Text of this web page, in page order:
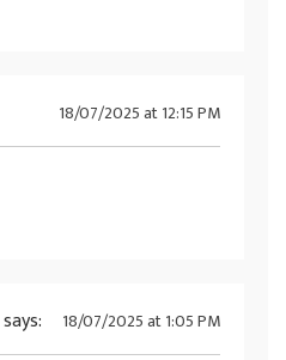
18/07/2025 at 12:15 PM
says: 18/07/2025 at 1:05 PM